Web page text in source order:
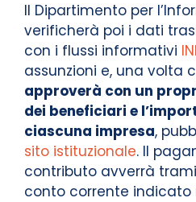
Il Dipartimento per
verificherà poi i dati
con i flussi informativi
assunzioni e, una volta
approverà con un
dei beneficiari e
ciascuna impresa,
sito istituzionale. Il
contributo avverrà
conto corrente